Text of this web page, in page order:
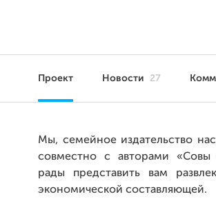
Проект Новости 27
Мы, семейное издательство
совместно с авторами
рады представить вам
экономической составляющей.